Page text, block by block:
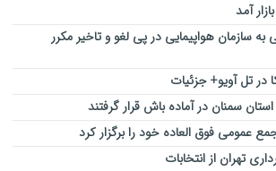
آمد
سازمان هواپیمایی در پی لغو و تاخیر مکرر
در تل آویو+ جزئیات
سمنان در آماده باش قرار گرفتند
عمومی فوق العاده خود را برگزار کرد